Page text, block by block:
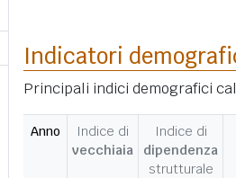
Indicatori
Principali indici demografici
Anno
Indice di
vecchiaia
Indice di
dipendenza
strutturale